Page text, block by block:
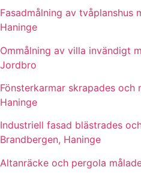
Fasadmålning av tvåplanshus
Haninge
Ommålning av villa invändigt
Jordbro
Fönsterkarmar skrapades och
Haninge
Industriell fasad blästrades
Brandbergen, Haninge
Altanräcke och pergola